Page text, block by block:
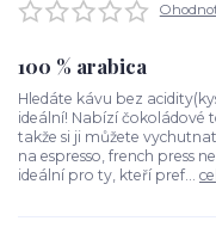
100 % arabica
Hledáte kávu bez
ideální! Nabízí čokoládové
takže si ji můžete
na espresso, french press
ideální pro ty, kteří pref...